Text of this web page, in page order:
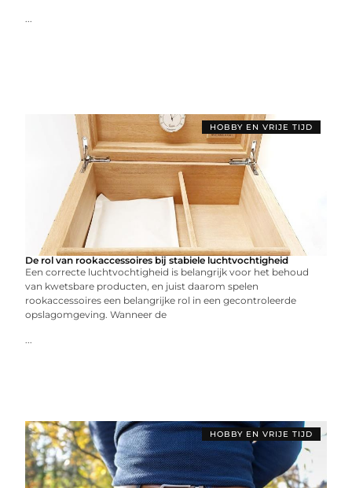
...
HOBBY EN VRIJE TIJD
De rol van rookaccessoires bij stabiele luchtvochtigheid
Een correcte luchtvochtigheid is belangrijk voor het behoud
van kwetsbare producten, en juist daarom spelen
rookaccessoires een belangrijke rol in een gecontroleerde
opslagomgeving. Wanneer de
...
HOBBY EN VRIJE TIJD